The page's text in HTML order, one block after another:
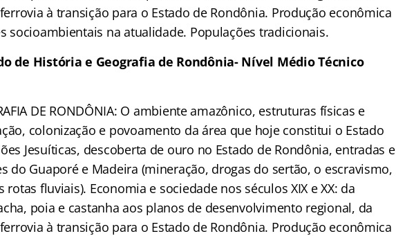
à transição para o Estado de Rondônia. Produção econômica
socioambientais na atualidade. Populações tradicionais.
de História e Geografia de Rondônia- Nível Médio Técnico
DE RONDÔNIA: O ambiente amazônico, estruturas físicas e
colonização e povoamento da área que hoje constitui o Estado
Jesuíticas, descoberta de ouro no Estado de Rondônia, entradas e
do Guaporé e Madeira (mineração, drogas do sertão, o escravismo,
rotas fluviais). Economia e sociedade nos séculos XIX e XX: da
poia e castanha aos planos de desenvolvimento regional, da
à transição para o Estado de Rondônia. Produção econômica